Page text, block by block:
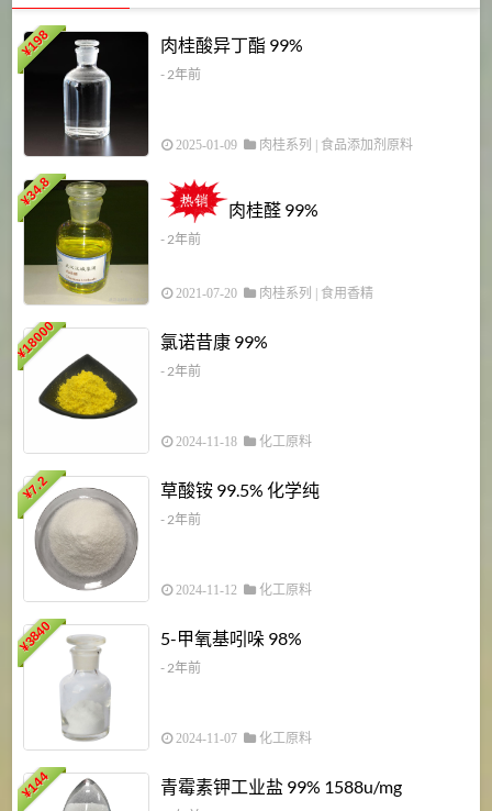
¥
198 肉桂酸异丁酯 99%
- 2年前
2025-01-09 肉桂系列 食品添加剂原料
¥
34.8
肉桂醛 99%
- 2年前
2021-07-20 肉桂系列 食用香精
¥
18000 氯诺昔康 99%
- 2年前
2024-11-18 化工原料
¥
7.2 草酸铵 99.5% 化学纯
- 2年前
2024-11-12 化工原料
¥
3840 5-甲氧基吲哚 98%
- 2年前
2024-11-07 化工原料
¥
144 青霉素钾工业盐 99% 1588u/mg